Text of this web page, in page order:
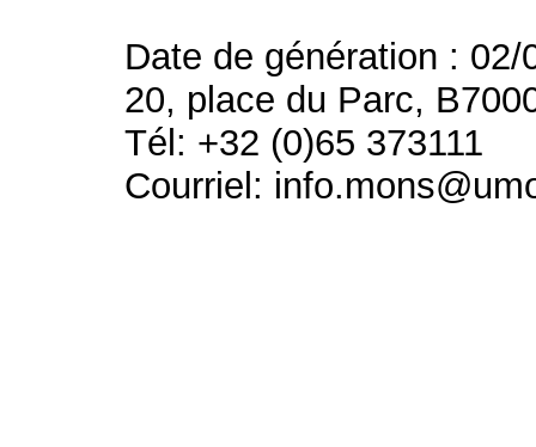
Date de génération : 02/
20, place du Parc,
Tél: +32 (0)65 373111
Courriel: